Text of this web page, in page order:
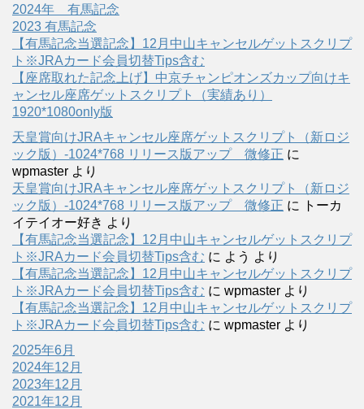
2024年 有馬記念
2023 有馬記念
【有馬記念当選記念】12月中山キャンセルゲットスクリプ
ト※JRAカード会員切替Tips含む
【座席取れた記念上げ】中京チャンピオンズカップ向けキ
ャンセル座席ゲットスクリプト（実績あり）
1920*1080only版
天皇賞向けJRAキャンセル座席ゲットスクリプト（新ロジ
ック版）-1024*768 リリース版アップ 微修正 に
wpmaster より
天皇賞向けJRAキャンセル座席ゲットスクリプト（新ロジ
ック版）-1024*768 リリース版アップ 微修正 に
トーカ
イテイオー好き より
【有馬記念当選記念】12月中山キャンセルゲットスクリプ
ト※JRAカード会員切替Tips含む に よう より
【有馬記念当選記念】12月中山キャンセルゲットスクリプ
ト※JRAカード会員切替Tips含む に wpmaster より
【有馬記念当選記念】12月中山キャンセルゲットスクリプ
ト※JRAカード会員切替Tips含む に wpmaster より
2025年6月
2024年12月
2023年12月
2021年12月